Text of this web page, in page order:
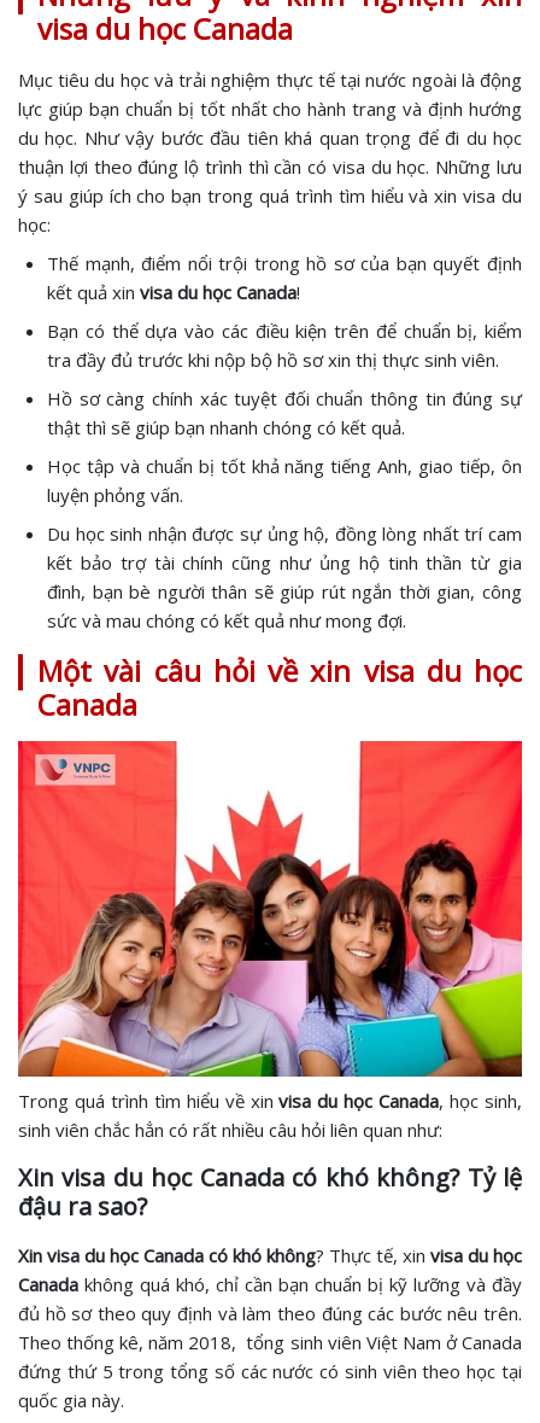
visa du học Canada
Mục tiêu du học và trải nghiệm thực tế tại nước ngoài là động
lực giúp bạn chuẩn bị tốt nhất cho hành trang và định hướng
du học. Như vậy bước đầu tiên khá quan trọng để đi du học
thuận lợi theo đúng lộ trình thì cần có visa du học. Những lưu
ý sau giúp ích cho bạn trong quá trình tìm hiểu và xin visa du
học:
Thế mạnh, điểm nổi trội trong hồ sơ của bạn quyết định
kết quả xin visa du học Canada!
Bạn có thể dựa vào các điều kiện trên để chuẩn bị, kiểm
tra đầy đủ trước khi nộp bộ hồ sơ xin thị thực sinh viên.
Hồ sơ càng chính xác tuyệt đối chuẩn thông tin đúng sự
thật thì sẽ giúp bạn nhanh chóng có kết quả.
Học tập và chuẩn bị tốt khả năng tiếng Anh, giao tiếp, ôn
luyện phỏng vấn.
Du học sinh nhận được sự ủng hộ, đồng lòng nhất trí cam
kết bảo trợ tài chính cũng như ủng hộ tinh thần từ gia
đình, bạn bè người thân sẽ giúp rút ngắn thời gian, công
sức và mau chóng có kết quả như mong đợi.
Một vài câu hỏi về xin visa du học
Canada
Trong quá trình tìm hiểu về xinvisa du học Canada, học sinh,
sinh viên chắc hẳn có rất nhiều câu hỏi liên quan như:
Xin visa du học Canada có khó không? Tỷ lệ
đậu ra sao?
Xin visa du học Canada có khó không? Thực tế, xin visa du học
Canada không quá khó, chỉ cần bạn chuẩn bị kỹ lưỡng và đầy
đủ hồ sơ theo quy định và làm theo đúng các bước nêu trên.
Theo thống kê, năm 2018, tổng sinh viên Việt Nam ở Canada
đứng thứ 5 trong tổng số các nước có sinh viên theo học tại
quốc gia này.